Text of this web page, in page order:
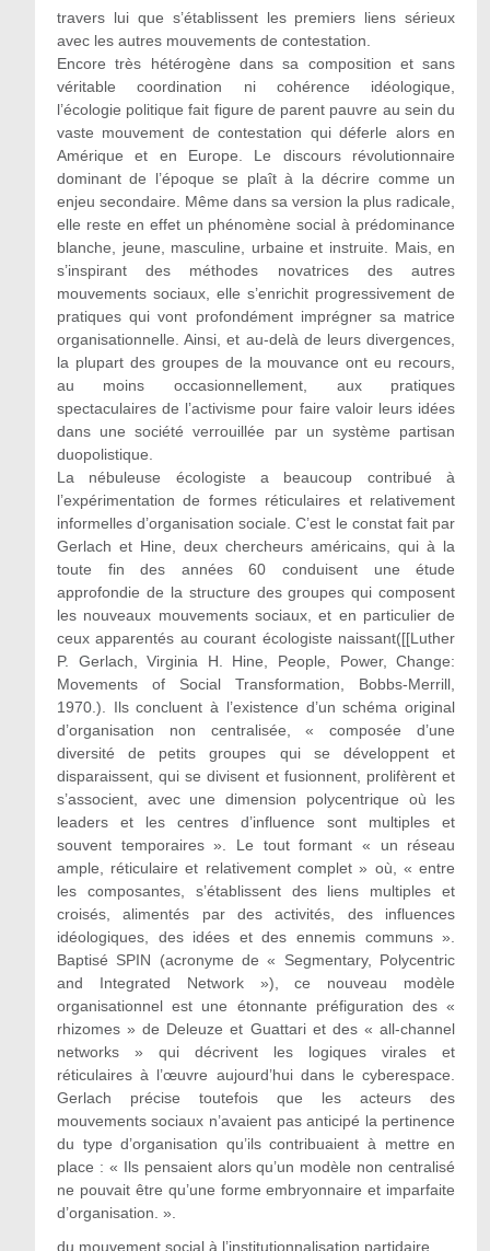
travers lui que s’établissent les premiers liens sérieux
avec les autres mouvements de contestation.
Encore très hétérogène dans sa composition et sans
véritable coordination ni cohérence idéologique,
l’écologie politique fait figure de parent pauvre au sein du
vaste mouvement de contestation qui déferle alors en
Amérique et en Europe. Le discours révolutionnaire
dominant de l’époque se plaît à la décrire comme un
enjeu secondaire. Même dans sa version la plus radicale,
elle reste en effet un phénomène social à prédominance
blanche, jeune, masculine, urbaine et instruite. Mais, en
s’inspirant des méthodes novatrices des autres
mouvements sociaux, elle s’enrichit progressivement de
pratiques qui vont profondément imprégner sa matrice
organisationnelle. Ainsi, et au-delà de leurs divergences,
la plupart des groupes de la mouvance ont eu recours,
au moins occasionnellement, aux pratiques
spectaculaires de l’activisme pour faire valoir leurs idées
dans une société verrouillée par un système partisan
duopolistique.
La nébuleuse écologiste a beaucoup contribué à
l’expérimentation de formes réticulaires et relativement
informelles d’organisation sociale. C’est le constat fait par
Gerlach et Hine, deux chercheurs américains, qui à la
toute fin des années 60 conduisent une étude
approfondie de la structure des groupes qui composent
les nouveaux mouvements sociaux, et en particulier de
ceux apparentés au courant écologiste naissant([[Luther
P. Gerlach, Virginia H. Hine, People, Power, Change:
Movements of Social Transformation, Bobbs-Merrill,
1970.). Ils concluent à l’existence d’un schéma original
d’organisation non centralisée, « composée d’une
diversité de petits groupes qui se développent et
disparaissent, qui se divisent et fusionnent, prolifèrent et
s’associent, avec une dimension polycentrique où les
leaders et les centres d’influence sont multiples et
souvent temporaires ». Le tout formant « un réseau
ample, réticulaire et relativement complet » où, « entre
les composantes, s’établissent des liens multiples et
croisés, alimentés par des activités, des influences
idéologiques, des idées et des ennemis communs ».
Baptisé SPIN (acronyme de « Segmentary, Polycentric
and Integrated Network »), ce nouveau modèle
organisationnel est une étonnante préfiguration des «
rhizomes » de Deleuze et Guattari et des « all-channel
networks » qui décrivent les logiques virales et
réticulaires à l’œuvre aujourd’hui dans le cyberespace.
Gerlach précise toutefois que les acteurs des
mouvements sociaux n’avaient pas anticipé la pertinence
du type d’organisation qu’ils contribuaient à mettre en
place : « Ils pensaient alors qu’un modèle non centralisé
ne pouvait être qu’une forme embryonnaire et imparfaite
d’organisation. ».
du mouvement social à l’institutionnalisation partidaire